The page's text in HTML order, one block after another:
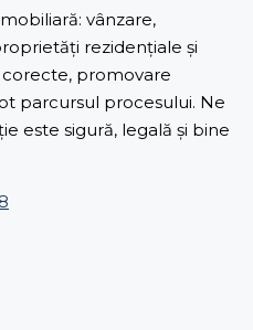
vânzare,
rezidențiale și
promovare
parcursul procesului. Ne
este sigură, legală și bine